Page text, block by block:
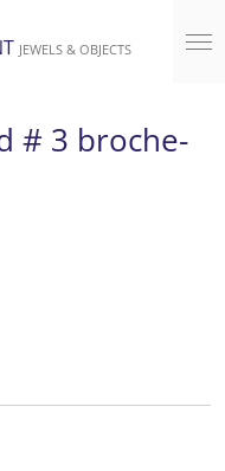
JEWELS & OBJECTS
# 3 broche-